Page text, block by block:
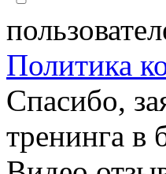
Политика
Спасибо,
тренинга в